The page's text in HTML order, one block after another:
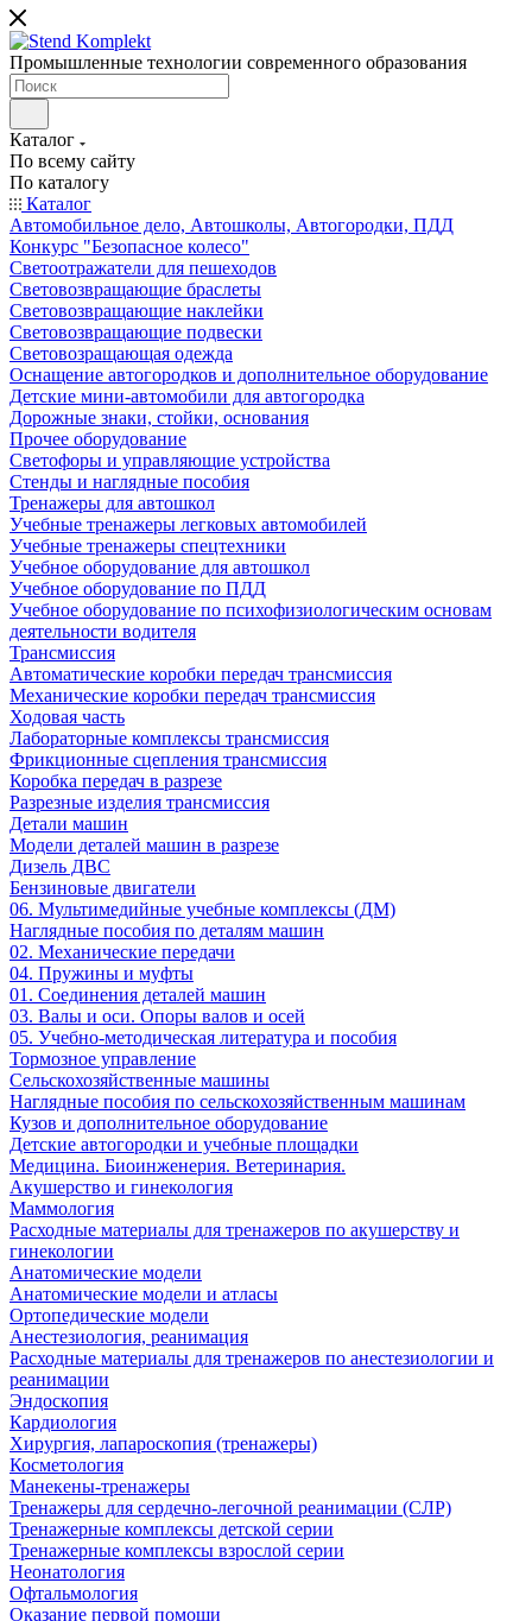
Промышленные технологии современного образования
Каталог
По всему сайту
По каталогу
Каталог
Автомобильное дело, Автошколы, Автогородки, ПДД
Конкурс "Безопасное колесо"
Светоотражатели для пешеходов
Световозвращающие браслеты
Световозвращающие наклейки
Световозвращающие подвески
Световозращающая одежда
Оснащение автогородков и дополнительное оборудование
Детские мини-автомобили для автогородка
Дорожные знаки, стойки, основания
Прочее оборудование
Светофоры и управляющие устройства
Стенды и наглядные пособия
Тренажеры для автошкол
Учебные тренажеры легковых автомобилей
Учебные тренажеры спецтехники
Учебное оборудование для автошкол
Учебное оборудование по ПДД
Учебное оборудование по психофизиологическим основам
деятельности водителя
Трансмиссия
Автоматические коробки передач трансмиссия
Механические коробки передач трансмиссия
Ходовая часть
Лабораторные комплексы трансмиссия
Фрикционные сцепления трансмиссия
Коробка передач в разрезе
Разрезные изделия трансмиссия
Детали машин
Модели деталей машин в разрезе
Дизель ДВС
Бензиновые двигатели
06. Мультимедийные учебные комплексы (ДМ)
Наглядные пособия по деталям машин
02. Механические передачи
04. Пружины и муфты
01. Соединения деталей машин
03. Валы и оси. Опоры валов и осей
05. Учебно-методическая литература и пособия
Тормозное управление
Сельскохозяйственные машины
Наглядные пособия по сельскохозяйственным машинам
Кузов и дополнительное оборудование
Детские автогородки и учебные площадки
Медицина. Биоинженерия. Ветеринария.
Акушерство и гинекология
Маммология
Расходные материалы для тренажеров по акушерству и
гинекологии
Анатомические модели
Анатомические модели и атласы
Ортопедические модели
Анестезиология, реанимация
Расходные материалы для тренажеров по анестезиологии и
реанимации
Эндоскопия
Кардиология
Хирургия, лапароскопия (тренажеры)
Косметология
Манекены-тренажеры
Тренажеры для сердечно-легочной реанимации (СЛР)
Тренажерные комплексы детской серии
Тренажерные комплексы взрослой серии
Неонатология
Офтальмология
Оказание первой помощи